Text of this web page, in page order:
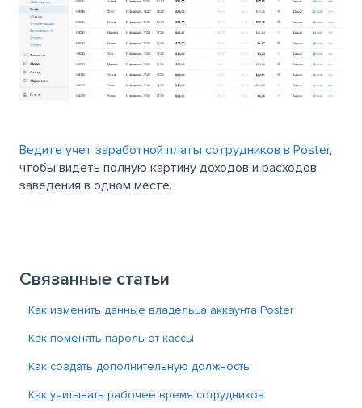
Ведите учет заработной платы сотрудников в Poster,
чтобы видеть полную картину доходов и расходов
заведения в одном месте.
Связанные статьи
Как изменить данные владельца аккаунта Poster
Как поменять пароль от кассы
Как создать дополнительную должность
Как учитывать рабочее время сотрудников